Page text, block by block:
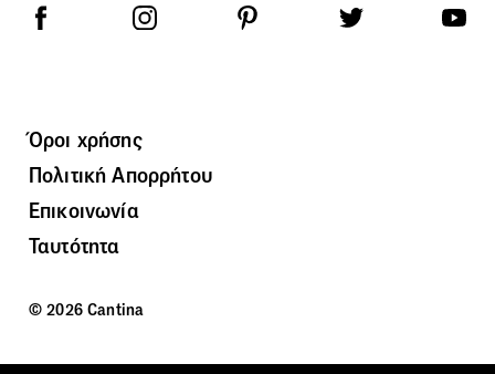
Όροι χρήσης
Πολιτική Απορρήτου
Επικοινωνία
Ταυτότητα
© 2026 Cantina